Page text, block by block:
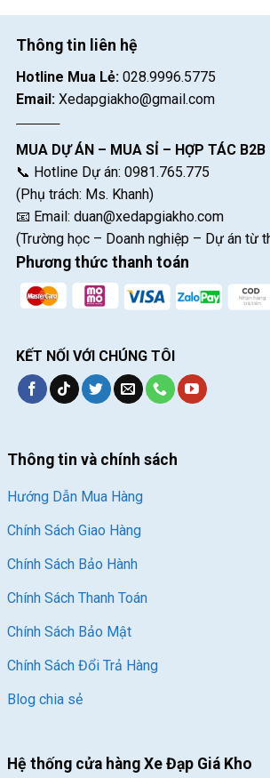
Thông tin liên hệ
Hotline Mua Lẻ: 028.9996.5775
Email: Xedapgiakho@gmail.com
MUA DỰ ÁN – MUA SỈ – HỢP TÁC B2B
📞 Hotline Dự án: 0981.765.775
(Phụ trách: Ms. Khanh)
📧 Email: duan@xedapgiakho.com
(Trường học – Doanh nghiệp – Dự án từ
Phương thức thanh toán
KẾT NỐI VỚI CHÚNG TÔI
Thông tin và chính sách
Hướng Dẫn Mua Hàng
Chính Sách Giao Hàng
Chính Sách Bảo Hành
Chính Sách Thanh Toán
Chính Sách Bảo Mật
Chính Sách Đổi Trả Hàng
Blog chia sẻ
Hệ thống cửa hàng Xe Đạp Giá Kho